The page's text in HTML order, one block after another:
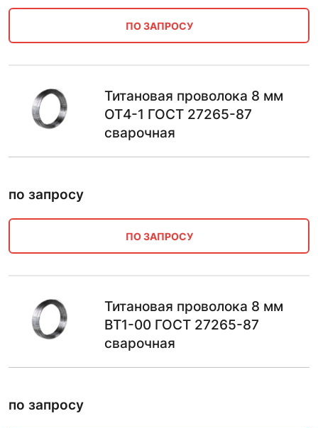
ПО ЗАПРОСУ
Титановая проволока 8 мм
ОТ4-1 ГОСТ 27265-87
сварочная
по запросу
ПО ЗАПРОСУ
Титановая проволока 8 мм
ВТ1-00 ГОСТ 27265-87
сварочная
по запросу